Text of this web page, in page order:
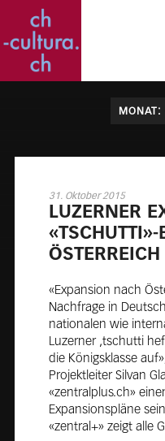
MONAT:
31. Oktober 2015
LU­ZER­NER
ÖS­TER­REICH
«Expansion nach
Nachfrage in
nationalen wie
Luzerner ‚tschutti
die Königsklasse
Projektleiter Silvan
«zentralplus.ch»
Expansionspläne
«zentral+» zeigt alle